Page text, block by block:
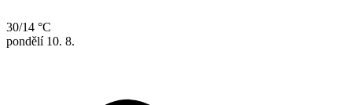
30/14 °C
pondělí 10. 8.